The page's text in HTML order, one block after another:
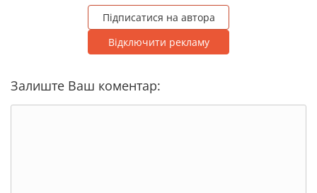
Підписатися на автора
Відключити рекламу
Залиште Ваш коментар: